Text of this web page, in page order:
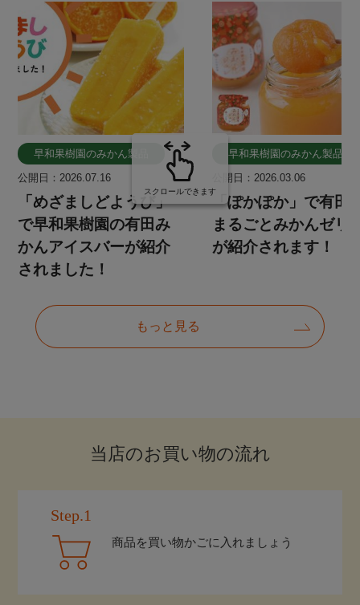
当店のお買い物の流れ
Step.1
商品を買い物かごに入れましょう